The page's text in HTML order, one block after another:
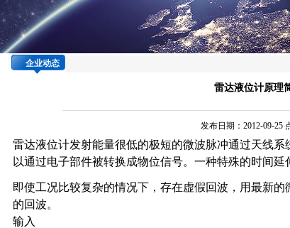
企业动态
雷达液位计原理
发布日期：2012-09-25
雷达液位计发射能量很低的极短的微波脉冲通过天线
以通过电子部件被转换成物位信号。一种特殊的时间
即使工况比较复杂的情况下，存在虚假回波，用最新
的回波。
输入